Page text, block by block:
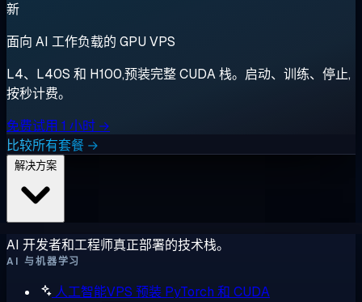
新
面向 AI 工作负载的 GPU VPS
L4、L40S 和 H100,预装完整 CUDA 栈。启动、训练、停止,
按秒计费。
免费试用 1 小时 →
比较所有套餐 →
AI 开发者和工程师真正部署的技术栈。
AI 与机器学习
人工智能VPS 预装 PyTorch 和 CUDA